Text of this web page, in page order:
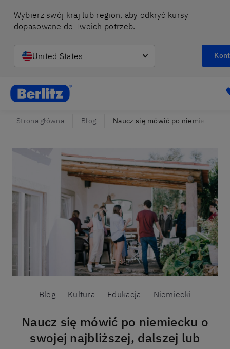
Wybierz swój kraj lub region, aby odkryć kursy
dopasowane do Twoich potrzeb.
United States
Berlitz Poland
Strona główna Blog Naucz się mówić po niemiecku o
Blog Kultura Edukacja Niemiecki
Naucz się mówić po niemiecku o
swojej najbliższej, dalszej lub